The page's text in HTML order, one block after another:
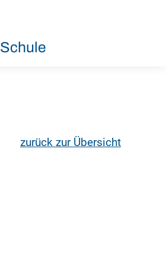
Schule
zurück zur Übersicht